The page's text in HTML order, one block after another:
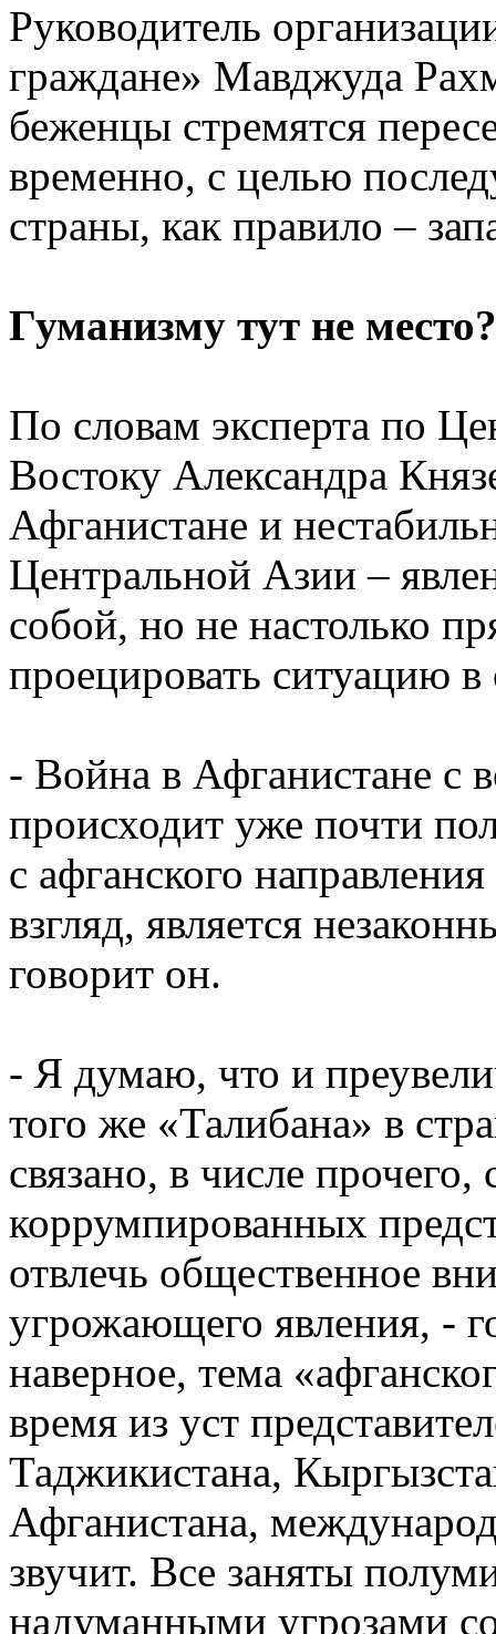
Руководитель
граждане» Мавджуда
беженцы стремятся
временно, с целью
страны, как правило –
Гуманизму тут не место?
По словам эксперта по
Востоку Александра
Афганистане и
Центральной Азии –
собой, но не настолько
проецировать ситуацию
- Война в Афганистане с
происходит уже почти
с афганского
взгляд, является
говорит он.
- Я думаю, что и
того же «Талибана» в
связано, в числе
коррумпированных
отвлечь общественное
угрожающего явления, -
наверное, тема
время из уст
Таджикистана,
Афганистана,
звучит. Все заняты
надуманными угрозами